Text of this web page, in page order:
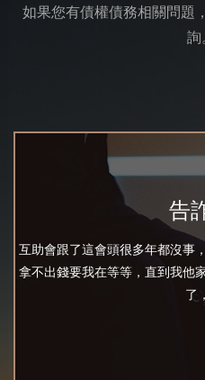
如果您有債權債務相關問題
詢。
告
互助會跟了這會頭很多年都沒事
拿不出錢要我在等等，直到我他
了